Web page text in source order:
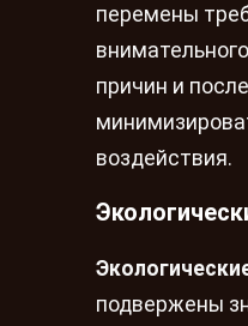
перемены
причин и
воздействия.
подвержены